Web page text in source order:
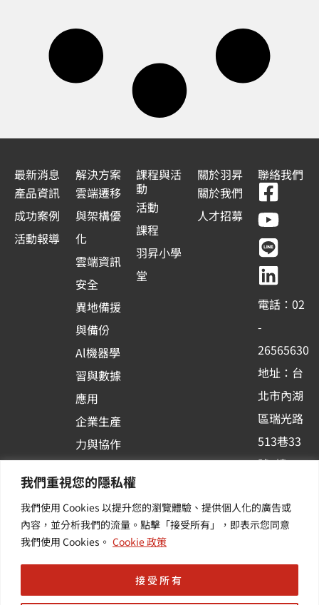
我們重視您的隱私權
我們使用 Cookies 以提升您的瀏覽體驗、提供個人化的廣告或
內容，並分析我們的流量。點擊「接受所有」，即表示您同意
我們使用 Cookies。 Cookie 政策
接受所有
最新消息
產品資訊
成功案例
活動報導
解決方案
雲端遷移
與架構優
化
雲端資訊
安全
異地備援
與備份
Al機器學
習與數據
應用
企業生產
力與協作
台應用
其他／加
值服務
課程與活
動
活動
課程
羽昇小學
堂
關於羽昇
關於我們
人才招募
聯絡我們
F
a
c
e
b
o
o
k
-
s
q
u
a
r
Y
o
u
t
u
b
e
L
i
n
e
L
i
n
k
e
d
i
n
電話：02
-
26565630
地址：台
北市內湖
區瑞光路
513巷33
號6樓
新訊 | 提
供您最新